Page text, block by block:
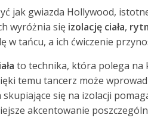
jak gwiazda Hollywood,
wyróżnia się izolację ciała,
w tańcu, a ich ćwiczenie
to technika, która polega na
temu tancerz może
skupiające się na izolacji
akcentowanie